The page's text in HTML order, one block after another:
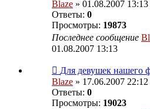
Blaze » 01.08.2007 13:13
Ответы: 0
Просмотры: 19873
Последнее сообщение
01.08.2007 13:13
Для девушек нашего
Blaze » 17.06.2007 22:12
Ответы: 0
Просмотры: 19023